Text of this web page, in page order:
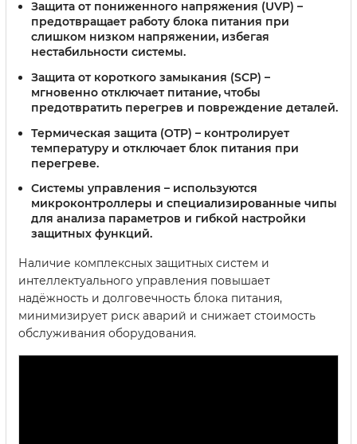
Защита от пониженного напряжения (UVP) –
предотвращает работу блока питания при
слишком низком напряжении, избегая
нестабильности системы.
Защита от короткого замыкания (SCP) –
мгновенно отключает питание, чтобы
предотвратить перегрев и повреждение деталей.
Термическая защита (OTP) – контролирует
температуру и отключает блок питания при
перегреве.
Системы управления – используются
микроконтроллеры и специализированные чипы
для анализа параметров и гибкой настройки
защитных функций.
Наличие комплексных защитных систем и
интеллектуального управления повышает
надёжность и долговечность блока питания,
минимизирует риск аварий и снижает стоимость
обслуживания оборудования.